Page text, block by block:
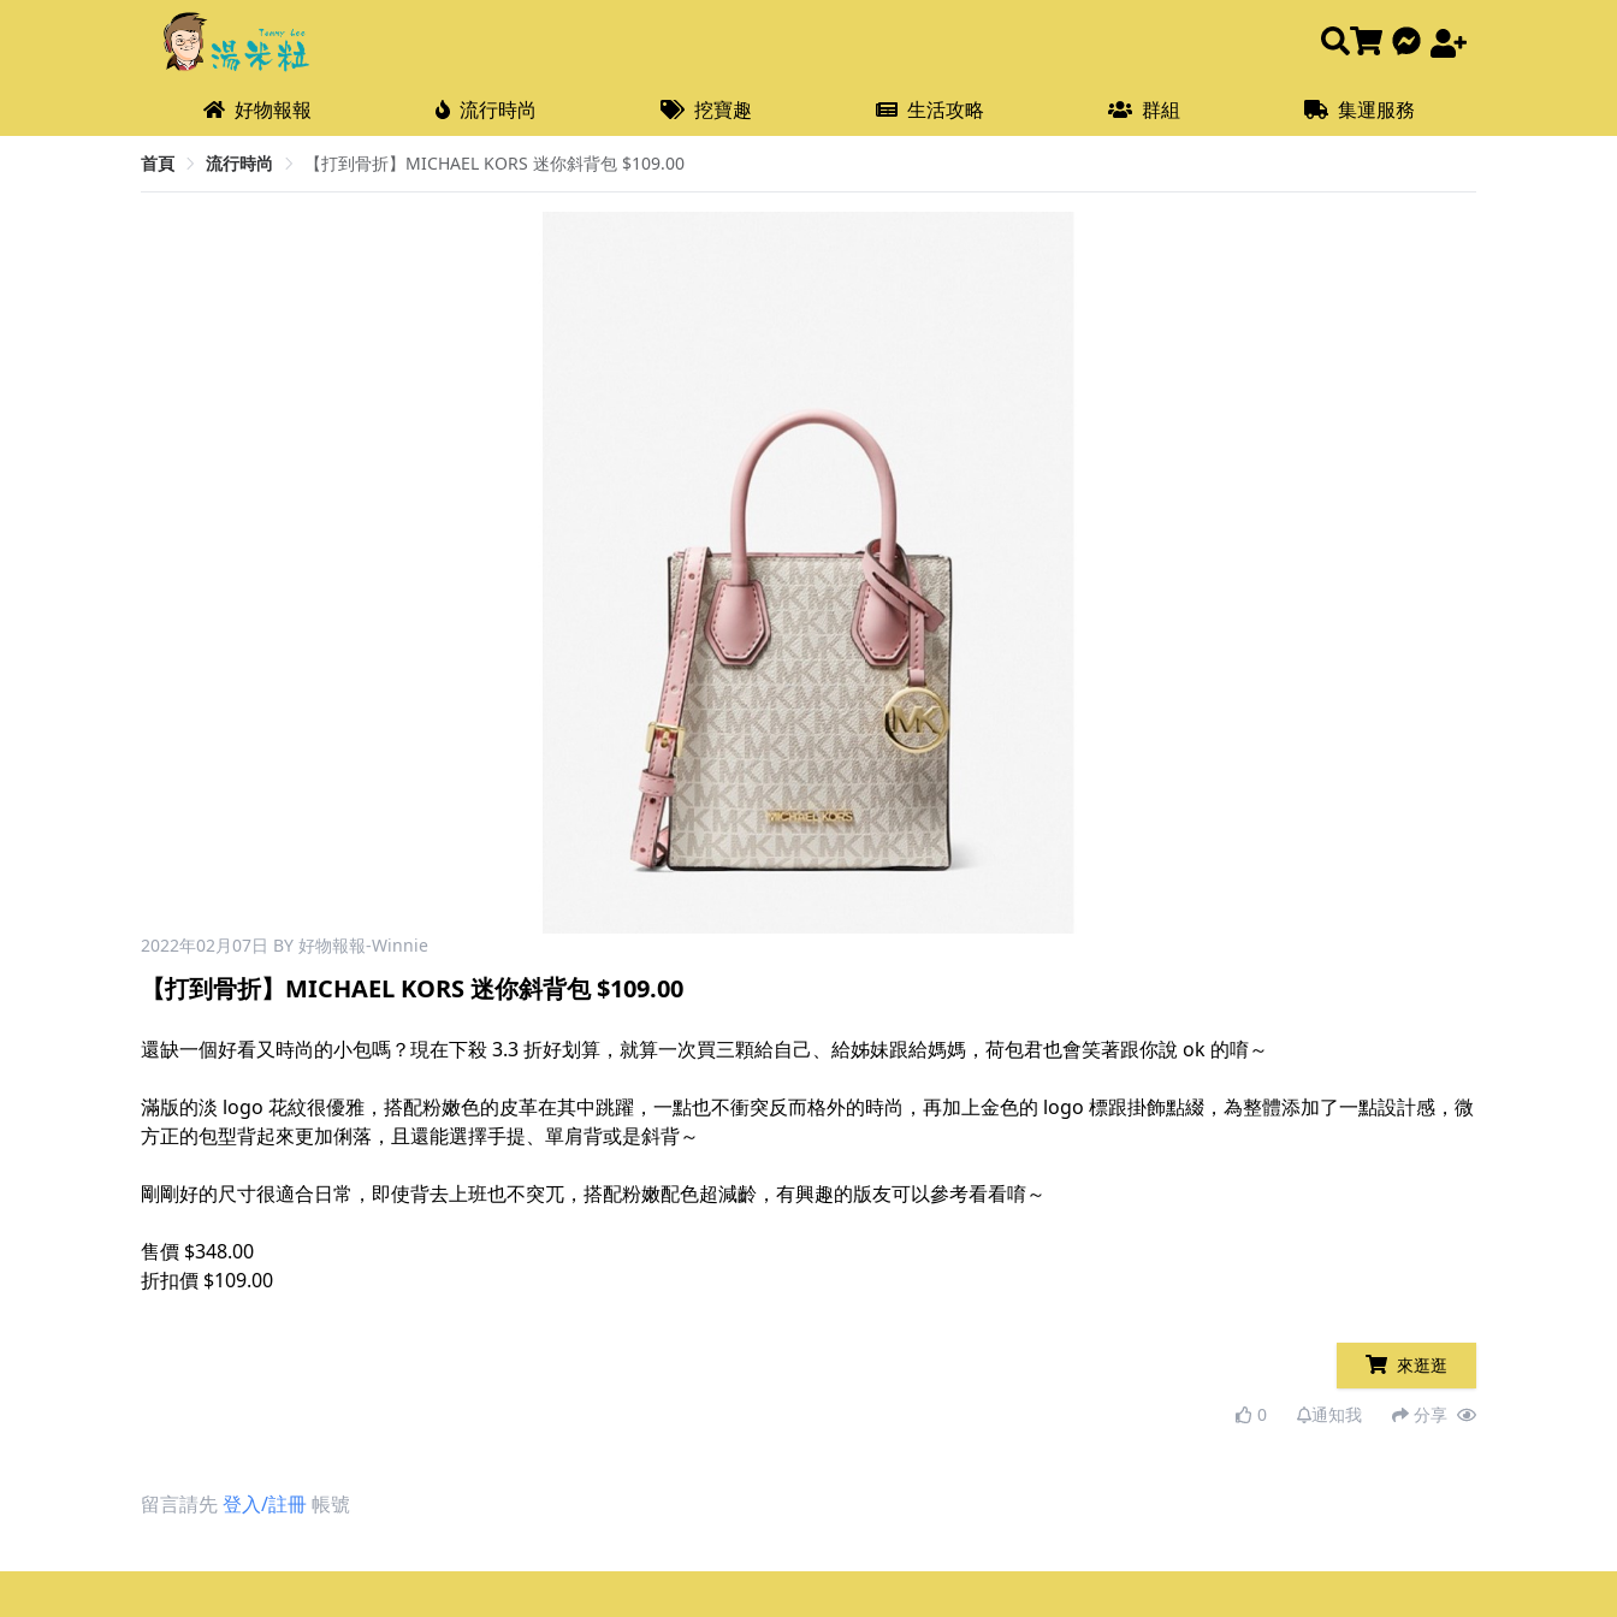
好物報報 流行時尚 挖寶趣 生活攻略 群組 集運服務
首頁 流行時尚 【打到骨折】MICHAEL KORS 迷你斜背包 $109.00
2022年02月07日 BY 好物報報-Winnie
【打到骨折】MICHAEL KORS 迷你斜背包 $109.00
還缺一個好看又時尚的小包嗎？現在下殺 3.3 折好划算，就算一次買三顆給自己、給姊妹跟給媽媽，荷包君也會笑著跟你說 ok 的唷～
滿版的淡 logo 花紋很優雅，搭配粉嫩色的皮革在其中跳躍，一點也不衝突反而格外的時尚，再加上金色的 logo 標跟掛飾點綴，為整體添加了一點設計感，微
方正的包型背起來更加俐落，且還能選擇手提、單肩背或是斜背～
剛剛好的尺寸很適合日常，即使背去上班也不突兀，搭配粉嫩配色超減齡，有興趣的版友可以參考看看唷～
售價 $348.00
折扣價 $109.00
來逛逛
0 通知我 分享
留言請先登入/註冊帳號